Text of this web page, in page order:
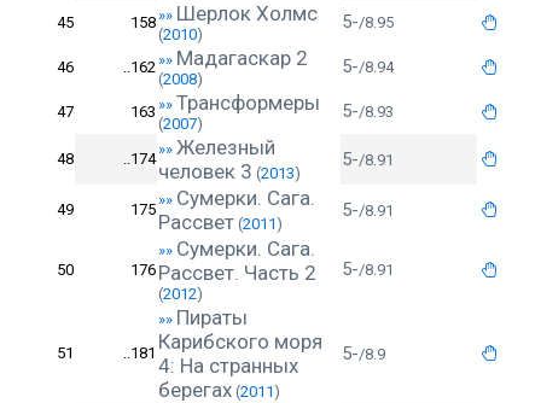
45 158»» Шерлок Холмс
(2010)
5-/8.95
46 ..162»» Мадагаскар 2
(2008)
5-/8.94
47 163 »» Трансформеры
(2007)
5-/8.93
48 ..174
»» Железный
человек 3 (2013)
5-/8.91
49 175
»» Сумерки. Сага.
Рассвет (2011)
5-/8.91
50 176
»» Сумерки. Сага.
Рассвет. Часть 2
(2012)
5-/8.91
51 ..181
»» Пираты
Карибского моря
4: На странных
берегах (2011)
5-/8.9